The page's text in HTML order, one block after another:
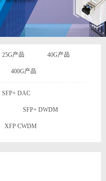
25G产品 40G产品
400G产品
SFP+ DAC
SFP+ DWDM
XFP CWDM